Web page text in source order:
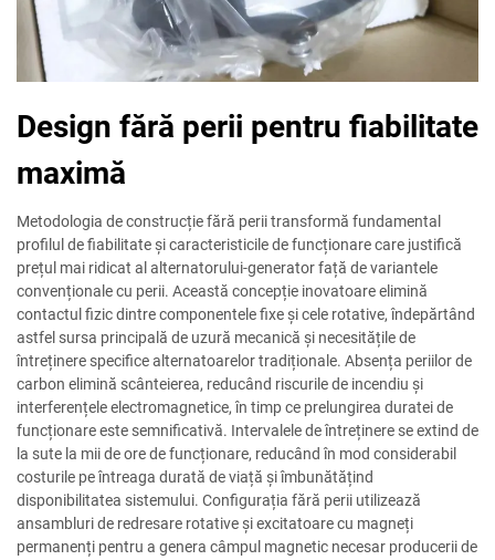
Design fără perii pentru fiabilitate
maximă
Metodologia de construcție fără perii transformă fundamental
profilul de fiabilitate și caracteristicile de funcționare care justifică
prețul mai ridicat al alternatorului-generator față de variantele
convenționale cu perii. Această concepție inovatoare elimină
contactul fizic dintre componentele fixe și cele rotative, îndepărtând
astfel sursa principală de uzură mecanică și necesitățile de
întreținere specifice alternatoarelor tradiționale. Absența periilor de
carbon elimină scânteierea, reducând riscurile de incendiu și
interferențele electromagnetice, în timp ce prelungirea duratei de
funcționare este semnificativă. Intervalele de întreținere se extind de
la sute la mii de ore de funcționare, reducând în mod considerabil
costurile pe întreaga durată de viață și îmbunătățind
disponibilitatea sistemului. Configurația fără perii utilizează
ansambluri de redresare rotative și excitatoare cu magneți
permanenți pentru a genera câmpul magnetic necesar producerii de